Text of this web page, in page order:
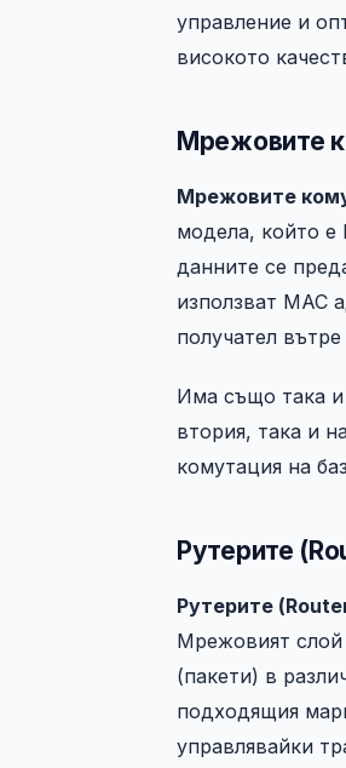
управление и
високото
Мрежовите
Мрежовите
модела, който е
данните се
използват MAC
получател
Има също така и
втория, така и
комутация на
Рутерите
Рутерите
Мрежовият слой
(пакети) в
подходящия
управлявайки